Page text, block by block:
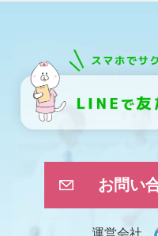
お問い
運営会社